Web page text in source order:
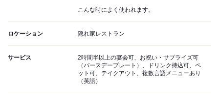
こんな時によく使われます。
ロケーション 隠れ家レストラン
サービス
2時間半以上の宴会可、お祝い・サプライズ可
（バースデープレート）、ドリンク持込可、ペ
ット可、テイクアウト、複数言語メニューあり
（英語）